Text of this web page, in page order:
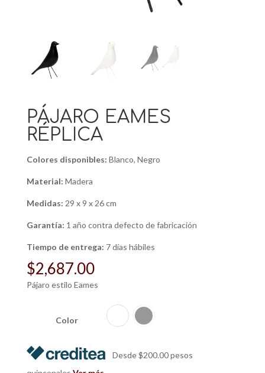
PÁJARO EAMES
RÉPLICA
Colores disponibles: Blanco, Negro
Material: Madera
Medidas: 29 x 9 x 26 cm
Garantía: 1 año contra defecto de fabricación
Tiempo de entrega: 7 días hábiles
$2,687.00
Pájaro estilo Eames
Color
Desde $200.00 pesos